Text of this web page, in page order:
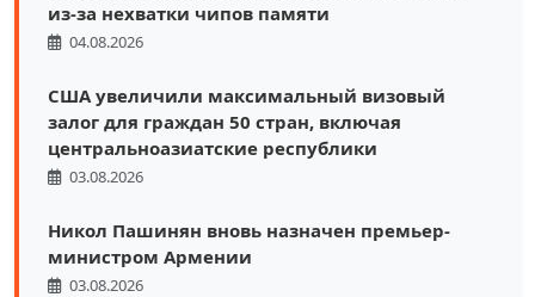
из-за нехватки чипов памяти
04.08.2026
США увеличили максимальный визовый
залог для граждан 50 стран, включая
центральноазиатские республики
03.08.2026
Никол Пашинян вновь назначен премьер-
министром Армении
03.08.2026